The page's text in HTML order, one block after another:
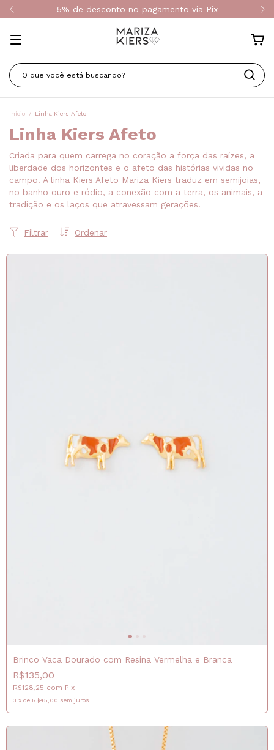
5% de desconto no pagamento via Pix
Início / Linha Kiers Afeto
Linha Kiers Afeto
Criada para quem carrega no coração a força das raízes, a
liberdade dos horizontes e o afeto das histórias vividas no
campo. A linha Kiers Afeto Mariza Kiers traduz em semijoias,
no banho ouro e ródio, a conexão com a terra, os animais, a
tradição e os laços que atravessam gerações.
Ordenar
Filtrar
Brinco Vaca Dourado com Resina Vermelha e Branca
R$135,00
R$128,25 com Pix
3 x de R$45,00 sem juros